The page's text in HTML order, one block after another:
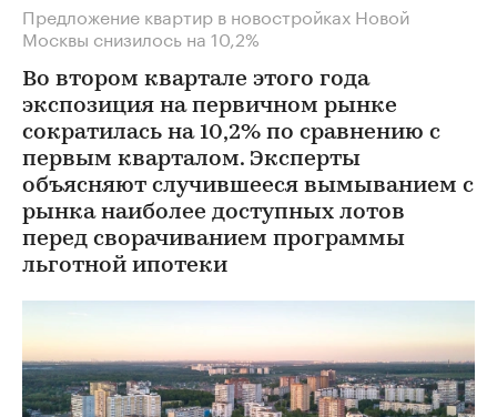
Предложение квартир в новостройках Новой
Москвы снизилось на 10,2%
Во втором квартале этого года
экспозиция на первичном рынке
сократилась на 10,2% по сравнению с
первым кварталом. Эксперты
объясняют случившееся вымыванием с
рынка наиболее доступных лотов
перед сворачиванием программы
льготной ипотеки